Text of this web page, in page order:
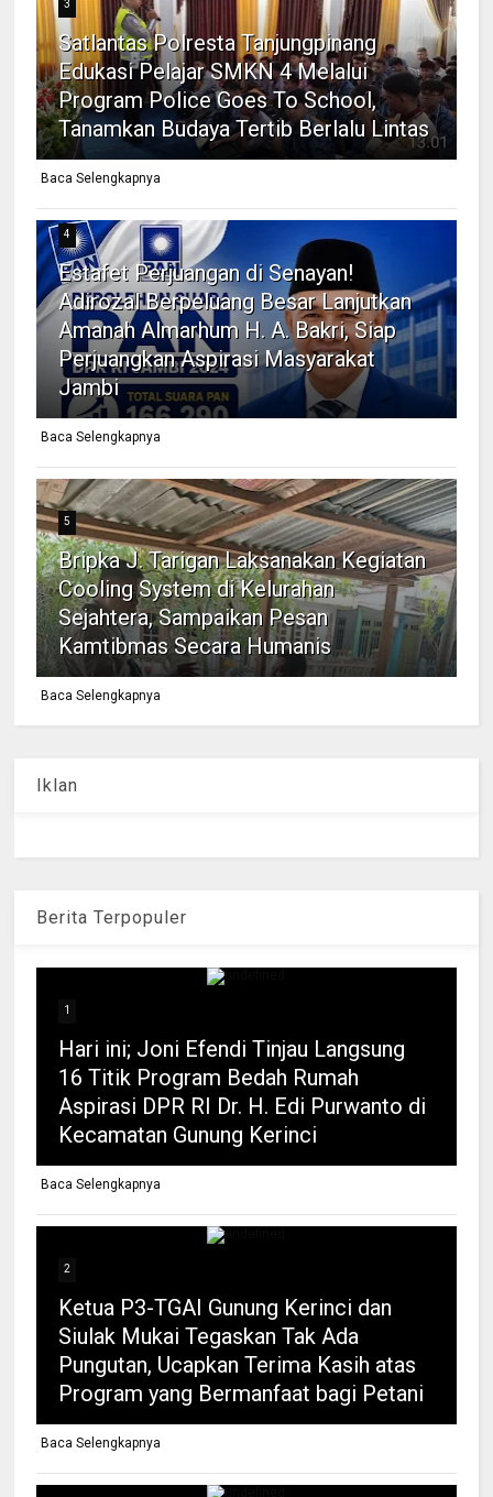
3
Satlantas Polresta Tanjungpinang
Edukasi Pelajar SMKN 4 Melalui
Program Police Goes To School,
Tanamkan Budaya Tertib Berlalu Lintas
Baca Selengkapnya
4
Estafet Perjuangan di Senayan!
Adirozal Berpeluang Besar Lanjutkan
Amanah Almarhum H. A. Bakri, Siap
Perjuangkan Aspirasi Masyarakat
Jambi
Baca Selengkapnya
5
Bripka J. Tarigan Laksanakan Kegiatan
Cooling System di Kelurahan
Sejahtera, Sampaikan Pesan
Kamtibmas Secara Humanis
Baca Selengkapnya
Iklan
Berita Terpopuler
1
Hari ini; Joni Efendi Tinjau Langsung
16 Titik Program Bedah Rumah
Aspirasi DPR RI Dr. H. Edi Purwanto di
Kecamatan Gunung Kerinci
Baca Selengkapnya
2
Ketua P3-TGAI Gunung Kerinci dan
Siulak Mukai Tegaskan Tak Ada
Pungutan, Ucapkan Terima Kasih atas
Program yang Bermanfaat bagi Petani
Baca Selengkapnya